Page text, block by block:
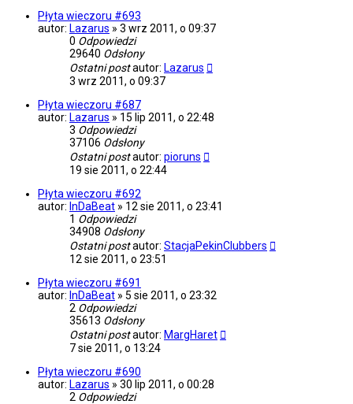
Płyta wieczoru #693
autor: Lazarus » 3 wrz 2011, o 09:37
0 Odpowiedzi
29640 Odsłony
Ostatni postautor: Lazarus
3 wrz 2011, o 09:37
Płyta wieczoru #687
autor: Lazarus » 15 lip 2011, o 22:48
3 Odpowiedzi
37106 Odsłony
Ostatni postautor: pioruns
19 sie 2011, o 22:44
Płyta wieczoru #692
autor: InDaBeat » 12 sie 2011, o 23:41
1 Odpowiedzi
34908 Odsłony
Ostatni postautor: StacjaPekinClubbers
12 sie 2011, o 23:51
Płyta wieczoru #691
autor: InDaBeat » 5 sie 2011, o 23:32
2 Odpowiedzi
35613 Odsłony
Ostatni postautor: MargHaret
7 sie 2011, o 13:24
Płyta wieczoru #690
autor: Lazarus » 30 lip 2011, o 00:28
2 Odpowiedzi